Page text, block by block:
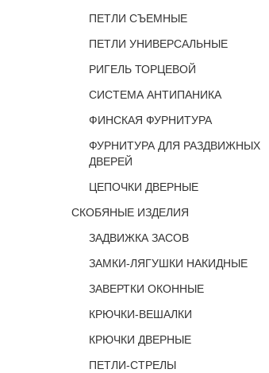
ПЕТЛИ СЪЕМНЫЕ
ПЕТЛИ УНИВЕРСАЛЬНЫЕ
РИГЕЛЬ ТОРЦЕВОЙ
СИСТЕМА АНТИПАНИКА
ФИНСКАЯ ФУРНИТУРА
ФУРНИТУРА ДЛЯ РАЗДВИЖНЫХ
ДВЕРЕЙ
ЦЕПОЧКИ ДВЕРНЫЕ
СКОБЯНЫЕ ИЗДЕЛИЯ
ЗАДВИЖКА ЗАСОВ
ЗАМКИ-ЛЯГУШКИ НАКИДНЫЕ
ЗАВЕРТКИ ОКОННЫЕ
КРЮЧКИ-ВЕШАЛКИ
КРЮЧКИ ДВЕРНЫЕ
ПЕТЛИ-СТРЕЛЫ